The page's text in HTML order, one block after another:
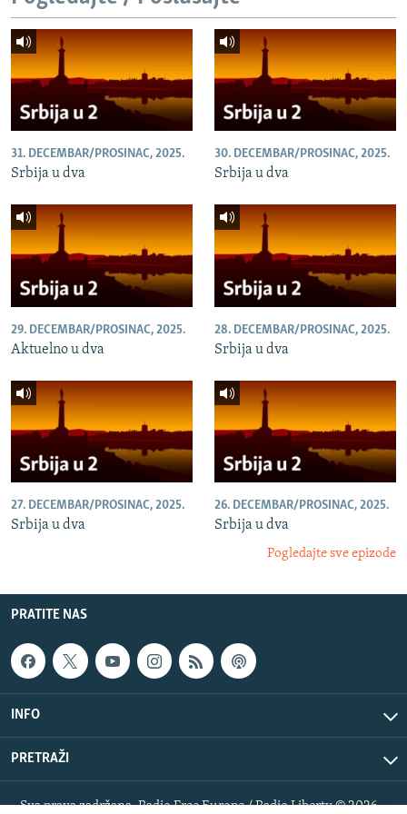
31. DECEMBAR/PROSINAC, 2025.
Srbija u dva
30. DECEMBAR/PROSINAC, 2025.
Srbija u dva
29. DECEMBAR/PROSINAC, 2025.
Aktuelno u dva
28. DECEMBAR/PROSINAC, 2025.
Srbija u dva
27. DECEMBAR/PROSINAC, 2025.
Srbija u dva
26. DECEMBAR/PROSINAC, 2025.
Srbija u dva
Pogledajte sve epizode
PRATITE NAS
INFO
PRETRAŽI
Sva prava zadržana. Radio Free Europe / Radio Liberty © 2026